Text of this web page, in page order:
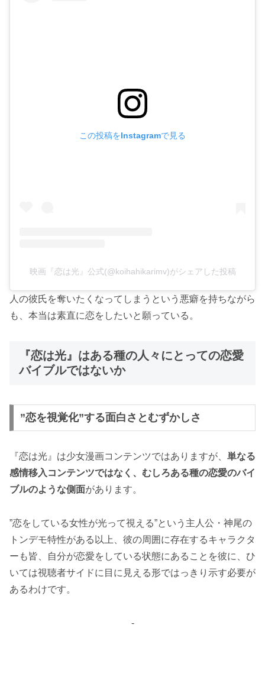
この投稿をInstagramで見る
映画『恋は光』公式(@koihahikarimv)がシェアした投稿
人の彼氏を奪いたくなってしまうという悪癖を持ちながら
も、本当は素直に恋をしたいと願っている。
『恋は光』はある種の人々にとっての恋愛
バイブルではないか
”恋を視覚化”する面白さとむずかしさ
『恋は光』は少女漫画コンテンツではありますが、 単なる
感情移入コンテンツではなく、むしろある種の恋愛のバイ
ブルのような側面があります。
”恋をしている女性が光って視える”という主人公・神尾の
トンデモ特性がある以上、彼の周囲に存在するキャラクタ
ーも皆、自分が恋愛をしている状態にあることを彼に、ひ
いては視聴者サイドに目に見える形ではっきり示す必要が
あるわけです。
-